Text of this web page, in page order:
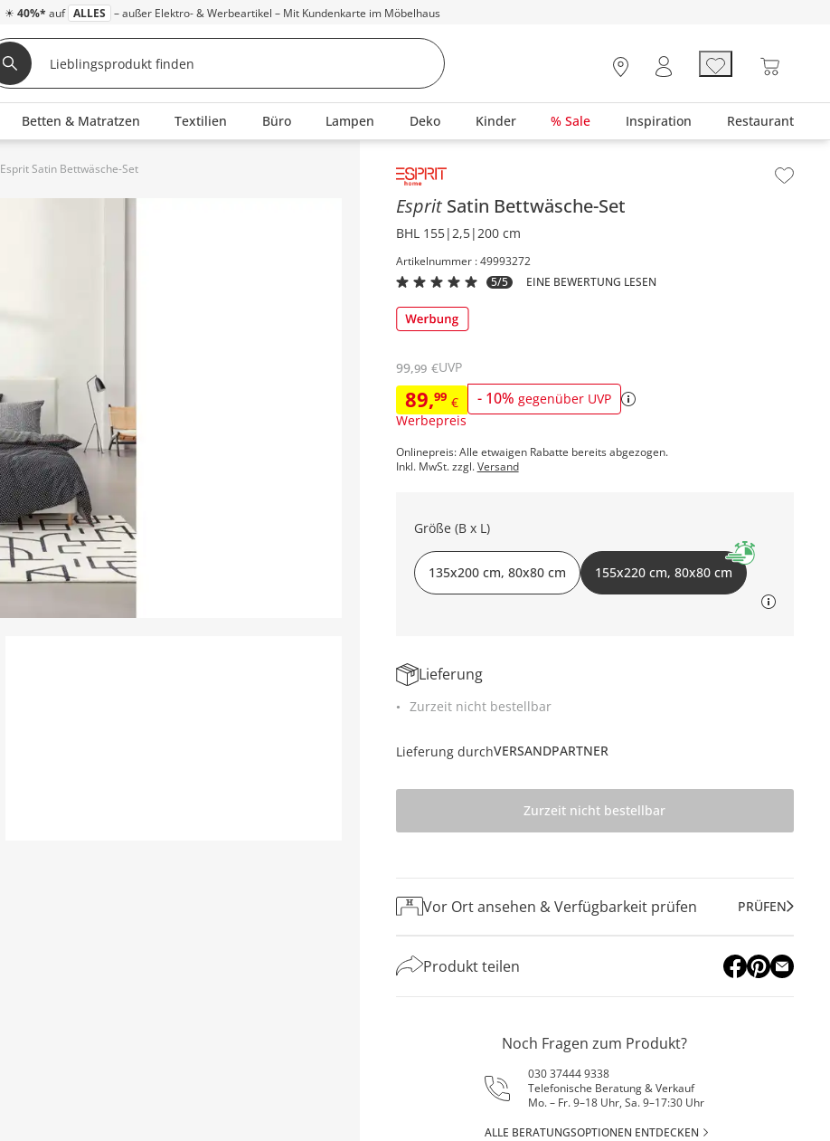
☀ 40%* auf ALLES – außer Elektro- & Werbeartikel – Mit Kundenkarte im Möbelhaus
Betten & Matratzen Textilien Büro Lampen Deko Kinder % Sale Inspiration Restaurant
Esprit Satin Bettwäsche-Set Inhalt der Seitenleiste überspringen - Zum Seitenende
Esprit Satin Bettwäsche-Set
BHL 155|2,5|200 cm
Artikelnummer : 49993272
5/5
EINE BEWERTUNG LESEN
89,99 € - 10% gegenüber UVP
Werbepreis
99,99 €UVP
Onlinepreis: Alle etwaigen Rabatte bereits abgezogen.
Inkl. MwSt. zzgl.Versand
Größe (B x L)
135x200 cm, 80x80 cm 155x220 cm, 80x80 cm
Lieferung
Zurzeit nicht bestellbar
Lieferung durchVERSANDPARTNER
Zurzeit nicht bestellbar
Vor Ort ansehen & Verfügbarkeit prüfen PRÜFEN
Produkt teilen
Noch Fragen zum Produkt?
030 37444 9338
Telefonische Beratung & Verkauf
Mo. – Fr. 9–18 Uhr, Sa. 9–17:30 Uhr
ALLE BERATUNGSOPTIONEN ENTDECKEN